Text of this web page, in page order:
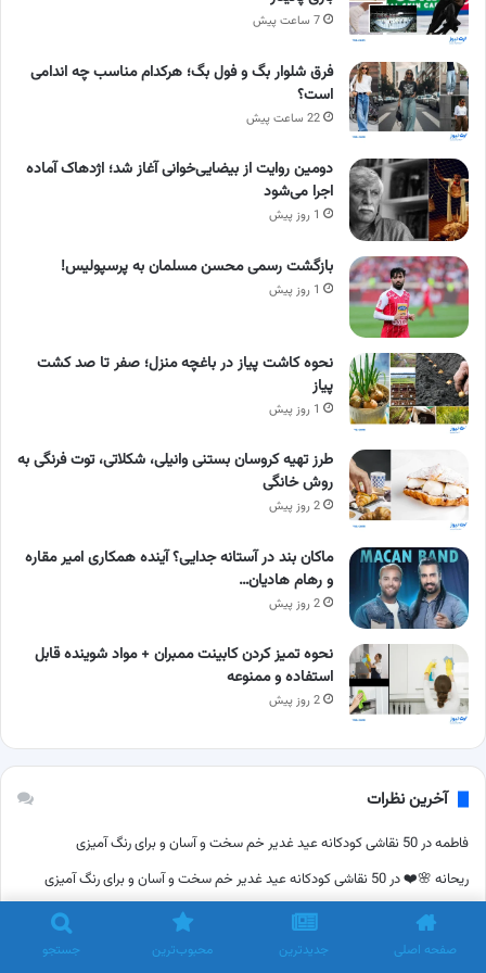
7 ساعت پیش
فرق شلوار بگ و فول بگ؛ هرکدام مناسب چه اندامی
است؟
22 ساعت پیش
دومین روایت از بیضایی‌خوانی آغاز شد؛ اژدهاک آماده
اجرا می‌شود
1 روز پیش
بازگشت رسمی محسن مسلمان به پرسپولیس!
1 روز پیش
نحوه کاشت پیاز در باغچه منزل؛ صفر تا صد کشت
پیاز
1 روز پیش
طرز تهیه کروسان بستنی وانیلی، شکلاتی، توت فرنگی به
روش خانگی
2 روز پیش
ماکان بند در آستانه جدایی؟ آینده همکاری امیر مقاره
و رهام هادیان…
2 روز پیش
نحوه تمیز کردن کابینت ممبران + مواد شوینده قابل
استفاده و ممنوعه
2 روز پیش
آخرین نظرات
فاطمهدر 50 نقاشی کودکانه عید غدیر خم سخت و آسان و برای رنگ آمیزی
ریحانه 🌸❤️در 50 نقاشی کودکانه عید غدیر خم سخت و آسان و برای رنگ آمیزی
در
نیمادرآموزش کشیدن نقاشی رونالدو آسان به صورت گام به گام و جامع
صفحه اصلی جدیدترین محبوب‌ترین جستجو